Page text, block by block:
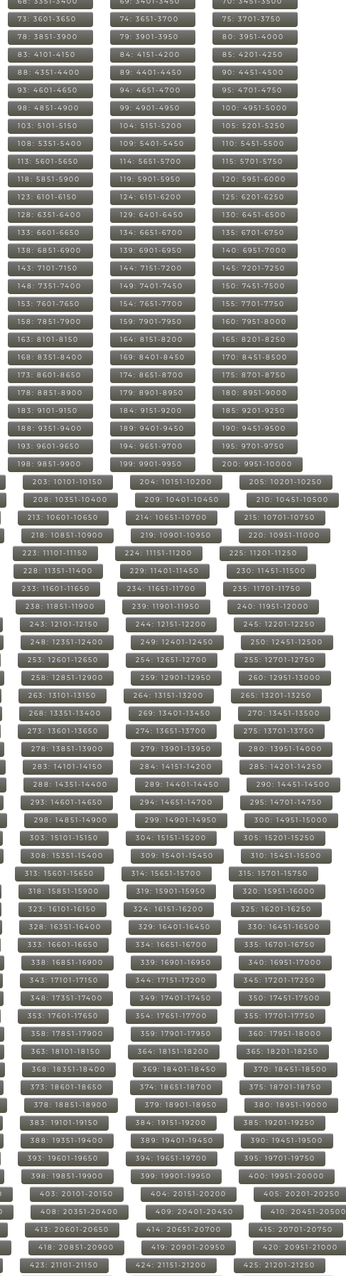
73: 3601-3650 74: 3651-3700 75: 3701-3750
78: 3851-3900 79: 3901-3950 80: 3951-4000
83: 4101-4150 84: 4151-4200 85: 4201-4250
88: 4351-4400 89: 4401-4450 90: 4451-4500
93: 4601-4650 94: 4651-4700 95: 4701-4750
98: 4851-4900 99: 4901-4950 100: 4951-5000
103: 5101-5150 104: 5151-5200 105: 5201-5250
108: 5351-5400 109: 5401-5450 110: 5451-5500
113: 5601-5650 114: 5651-5700 115: 5701-5750
118: 5851-5900 119: 5901-5950 120: 5951-6000
123: 6101-6150 124: 6151-6200 125: 6201-6250
128: 6351-6400 129: 6401-6450 130: 6451-6500
133: 6601-6650 134: 6651-6700 135: 6701-6750
138: 6851-6900 139: 6901-6950 140: 6951-7000
143: 7101-7150 144: 7151-7200 145: 7201-7250
148: 7351-7400 149: 7401-7450 150: 7451-7500
153: 7601-7650 154: 7651-7700 155: 7701-7750
158: 7851-7900 159: 7901-7950 160: 7951-8000
163: 8101-8150 164: 8151-8200 165: 8201-8250
168: 8351-8400 169: 8401-8450 170: 8451-8500
173: 8601-8650 174: 8651-8700 175: 8701-8750
178: 8851-8900 179: 8901-8950 180: 8951-9000
183: 9101-9150 184: 9151-9200 185: 9201-9250
188: 9351-9400 189: 9401-9450 190: 9451-9500
193: 9601-9650 194: 9651-9700 195: 9701-9750
198: 9851-9900 199: 9901-9950 200: 9951-10000
203: 10101-10150 204: 10151-10200 205: 10201-10250
208: 10351-10400 209: 10401-10450 210: 10451-10500
213: 10601-10650 214: 10651-10700 215: 10701-10750
218: 10851-10900 219: 10901-10950 220: 10951-11000
223: 11101-11150 224: 11151-11200 225: 11201-11250
228: 11351-11400 229: 11401-11450 230: 11451-11500
233: 11601-11650 234: 11651-11700 235: 11701-11750
238: 11851-11900 239: 11901-11950 240: 11951-12000
243: 12101-12150 244: 12151-12200 245: 12201-12250
248: 12351-12400 249: 12401-12450 250: 12451-12500
253: 12601-12650 254: 12651-12700 255: 12701-12750
258: 12851-12900 259: 12901-12950 260: 12951-13000
263: 13101-13150 264: 13151-13200 265: 13201-13250
268: 13351-13400 269: 13401-13450 270: 13451-13500
273: 13601-13650 274: 13651-13700 275: 13701-13750
278: 13851-13900 279: 13901-13950 280: 13951-14000
283: 14101-14150 284: 14151-14200 285: 14201-14250
288: 14351-14400 289: 14401-14450 290: 14451-14500
293: 14601-14650 294: 14651-14700 295: 14701-14750
298: 14851-14900 299: 14901-14950 300: 14951-15000
303: 15101-15150 304: 15151-15200 305: 15201-15250
308: 15351-15400 309: 15401-15450 310: 15451-15500
313: 15601-15650 314: 15651-15700 315: 15701-15750
318: 15851-15900 319: 15901-15950 320: 15951-16000
323: 16101-16150 324: 16151-16200 325: 16201-16250
328: 16351-16400 329: 16401-16450 330: 16451-16500
333: 16601-16650 334: 16651-16700 335: 16701-16750
338: 16851-16900 339: 16901-16950 340: 16951-17000
343: 17101-17150 344: 17151-17200 345: 17201-17250
348: 17351-17400 349: 17401-17450 350: 17451-17500
353: 17601-17650 354: 17651-17700 355: 17701-17750
358: 17851-17900 359: 17901-17950 360: 17951-18000
363: 18101-18150 364: 18151-18200 365: 18201-18250
368: 18351-18400 369: 18401-18450 370: 18451-18500
373: 18601-18650 374: 18651-18700 375: 18701-18750
378: 18851-18900 379: 18901-18950 380: 18951-19000
383: 19101-19150 384: 19151-19200 385: 19201-19250
388: 19351-19400 389: 19401-19450 390: 19451-19500
393: 19601-19650 394: 19651-19700 395: 19701-19750
398: 19851-19900 399: 19901-19950 400: 19951-20000
403: 20101-20150 404: 20151-20200 405: 20201-20250
408: 20351-20400 409: 20401-20450 410: 20451-20500
413: 20601-20650 414: 20651-20700 415: 20701-20750
418: 20851-20900 419: 20901-20950 420: 20951-21000
423: 21101-21150 424: 21151-21200 425: 21201-21250